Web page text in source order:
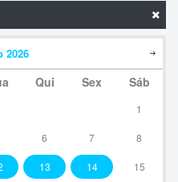
2026
Qui Sex Sáb
1
6 7 8
13 14 15